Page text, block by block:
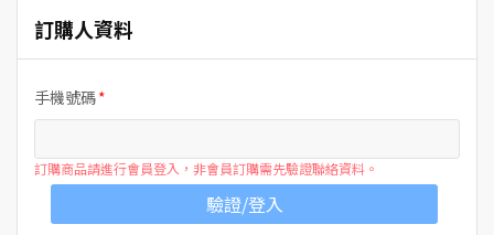
訂購人資料
手機號碼
訂購商品請進行會員登入，非會員訂購需先驗證聯絡資料。
驗證/登入